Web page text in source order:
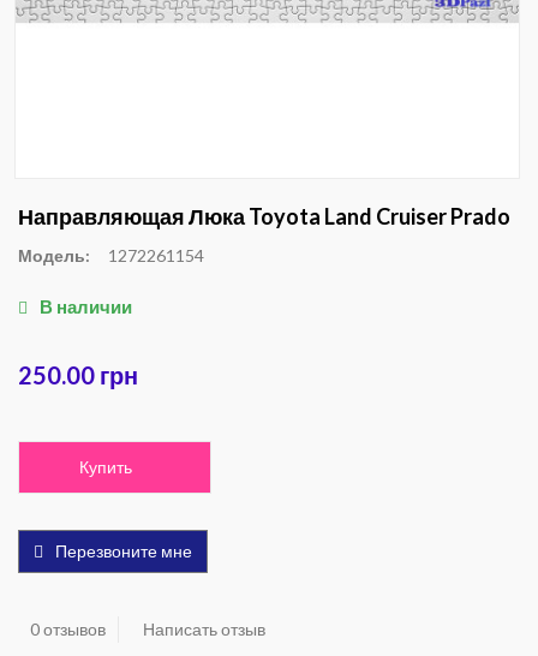
Направляющая Люка Toyota Land Cruiser Prado
Модель: 1272261154
В наличии
250.00 грн
Купить
Перезвоните мне
0 отзывов Написать отзыв